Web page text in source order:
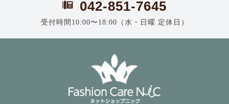
042-851-7645
受付時間10:00〜18:00（水・日曜 定休日）